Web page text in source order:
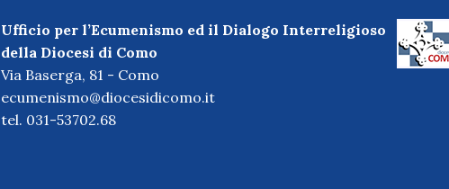
Ufficio per l’Ecumenismo ed il Dialogo Interreligioso
della Diocesi di Como
Via Baserga, 81 - Como
ecumenismo@diocesidicomo.it
tel. 031-53702.68